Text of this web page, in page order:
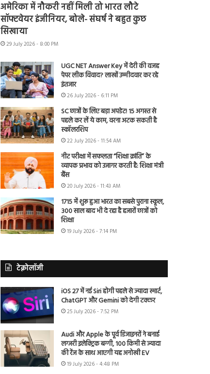
अमेरिका में नौकरी नहीं मिली तो भारत लौटे
सॉफ्टवेयर इंजीनियर, बोले- संघर्ष ने बहुत कुछ
सिखाया
29 July 2026 - 8:00 PM
UGC NET Answer Key में देरी की वजह
पेपर लीक विवाद? लाखों उम्मीदवार कर रहे
इंतजार
26 July 2026 - 6:11 PM
SC छात्रों के लिए बड़ा अपडेट! 15 अगस्त से
पहले कर लें ये काम, वरना अटक सकती है
स्कॉलरशिप
22 July 2026 - 11:54 AM
नीट परीक्षा में सफलता “शिक्षा क्रांति” के
व्यापक प्रभाव को उजागर करती है: शिक्षा मंत्री
बैंस
20 July 2026 - 11:43 AM
1715 में शुरू हुआ भारत का सबसे पुराना स्कूल,
300 साल बाद भी दे रहा है हजारों छात्रों को
शिक्षा
19 July 2026 - 7:14 PM
टेक्नोलॉजी
iOS 27 में नई Siri होगी पहले से ज्यादा स्मार्ट,
ChatGPT और Gemini को देगी टक्कर
25 July 2026 - 7:52 PM
Audi और Apple के पूर्व डिजाइनरों ने बनाई
लग्जरी इलेक्ट्रिक बग्गी, 100 किमी से ज्यादा
की रेंज के साथ आएगी यह अनोखी EV
19 July 2026 - 4:48 PM